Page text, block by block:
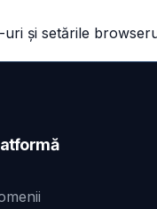
și setările